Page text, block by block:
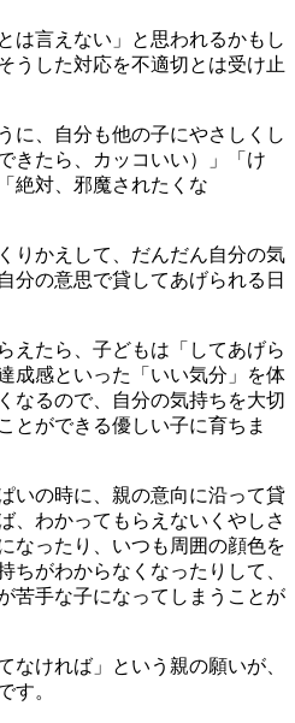
は言えない」と思われるかもし
うした対応を不適切とは受け止
に、自分も他の子にやさしくし
きたら、カッコいい）」「け
絶対、邪魔されたくな
りかえして、だんだん自分の気
分の意思で貸してあげられる日
えたら、子どもは「してあげら
成感といった「いい気分」を体
なるので、自分の気持ちを大切
とができる優しい子に育ちま
いの時に、親の意向に沿って貸
、わかってもらえないくやしさ
なったり、いつも周囲の顔色を
ちがわからなくなったりして、
苦手な子になってしまうことが
なければ」という親の願いが、
す。